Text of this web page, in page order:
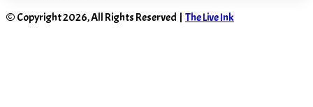
© Copyright 2026, All Rights Reserved | The Live Ink